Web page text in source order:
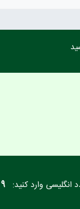
انگلیسی وارد کنید: 9 + 1 =